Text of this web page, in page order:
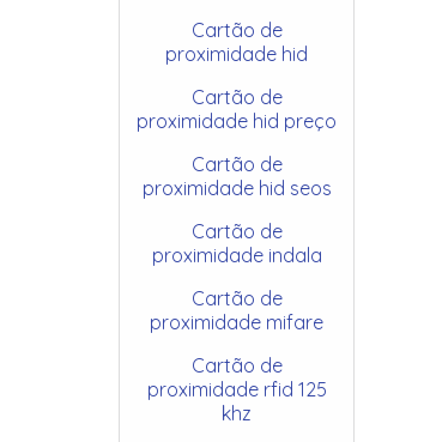
Cartão de
proximidade hid
Cartão de
proximidade hid preço
Cartão de
proximidade hid seos
Cartão de
proximidade indala
Cartão de
proximidade mifare
Cartão de
proximidade rfid 125
khz